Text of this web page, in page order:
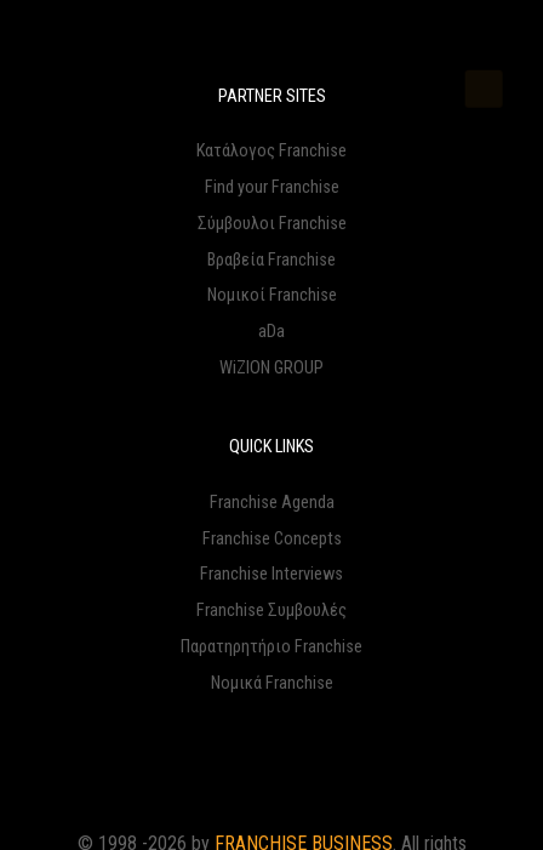
PARTNER SITES
Κατάλογος Franchise
Find your Franchise
Σύμβουλοι Franchise
Βραβεία Franchise
Νομικοί Franchise
aDa
WiZION GROUP
QUICK LINKS
Franchise Agenda
Franchise Concepts
Franchise Interviews
Franchise Συμβουλές
Παρατηρητήριο Franchise
Νομικά Franchise
© 1998 -2026 by FRANCHISE BUSINESS. All rights